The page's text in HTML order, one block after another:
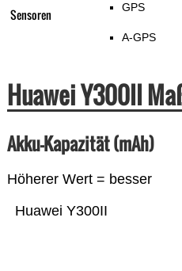
Sensoren GPS
A-GPS
Huawei Y300II
Akku-Kapazität (mAh)
Höherer Wert = besser
Huawei Y300II